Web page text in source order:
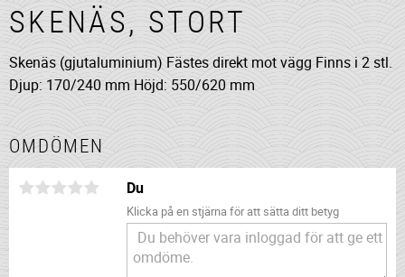
SKENÄS, STORT
Skenäs (gjutaluminium) Fästes direkt mot vägg Finns i 2 stl.
Djup: 170/240 mm Höjd: 550/620 mm
OMDÖMEN
Du
Klicka på en stjärna för att sätta ditt betyg